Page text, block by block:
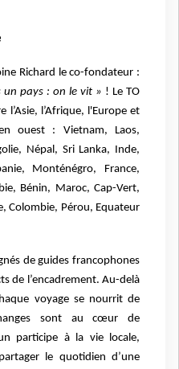
Richard le co-fondateur :
un pays : on le vit » ! Le TO
l’Afrique, l'Europe et
ouest : Vietnam, Laos,
Népal, Sri Lanka, Inde,
Monténégro, France,
Bénin, Maroc, Cap-Vert,
Colombie, Pérou, Equateur
de guides francophones
de l’encadrement. Au-delà
voyage se nourrit de
sont au cœur de
participe à la vie locale,
le quotidien d’une